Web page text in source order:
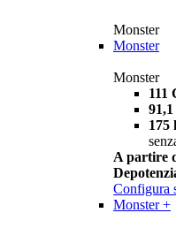
Monster
Monster
Monster
111
175
A partire
Configura
Monster +